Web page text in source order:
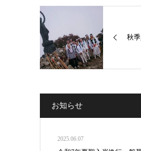
秋
お知らせ
2025.06.07